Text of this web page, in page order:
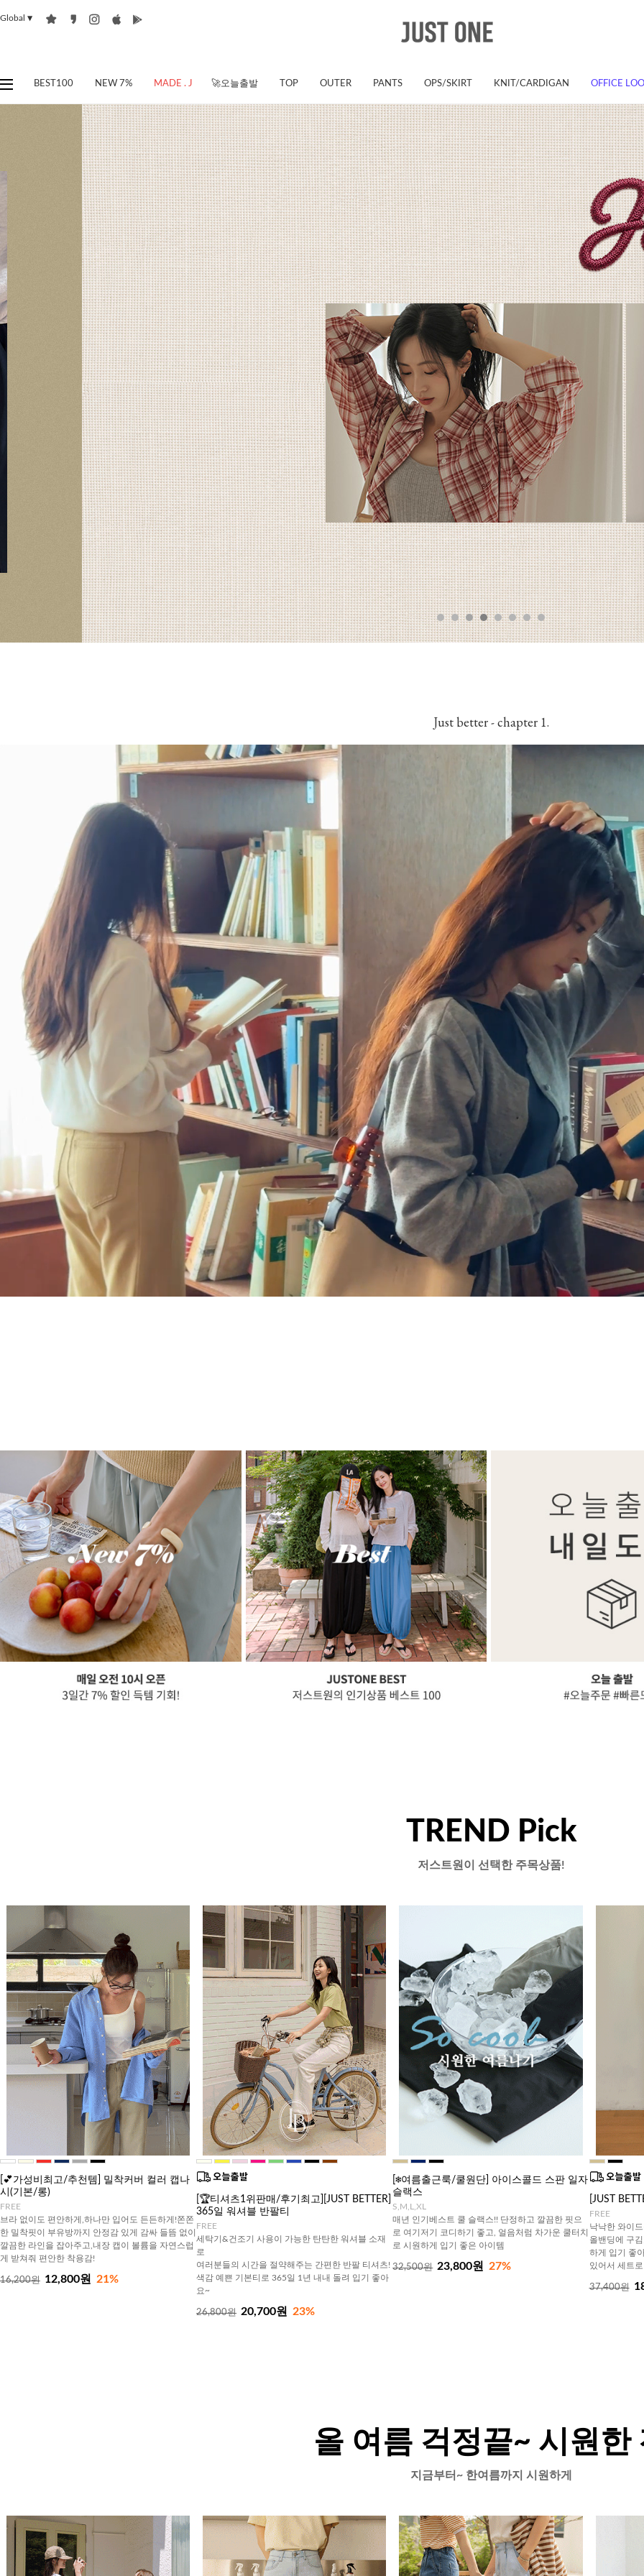
Global ▼
BEST100 NEW 7% MADE . J 🚀오늘출발 TOP OUTER PANTS OPS/SKIRT KNIT/CARDIGAN OFFICE
Just better - chapter 1.
TREND Pick
저스트원이 선택한 주목상품!
[💕가성비최고/추천템] 밀착커버 컬러 캡나
시(기본/롱)
FREE
브라 없이도 편안하게,하나만 입어도 든든하게!쫀쫀
한 밀착핏이 부유방까지 안정감 있게 감싸 들뜸 없이
깔끔한 라인을 잡아주고,내장 캡이 볼륨을 자연스럽
게 받쳐줘 편안한 착용감!
16,200원 12,800원 21%
[🏆티셔츠1위판매/후기최고][JUST BETTER]
365일 워셔블 반팔티
FREE
세탁기&건조기 사용이 가능한 탄탄한 워셔블 소재
로
여러분들의 시간을 절약해주는 간편한 반팔 티셔츠!
색감 예쁜 기본티로 365일 1년 내내 돌려 입기 좋아
요~
26,800원 20,700원 23%
[❄️여름출근룩/쿨원단] 아이스콜드 스판 일자
슬랙스
S,M,L,XL
매년 인기베스트 쿨 슬랙스!! 단정하고 깔끔한 핏으
로 여기저기 코디하기 좋고, 얼음처럼 차가운 쿨터치
로 시원하게 입기 좋은 아이템
32,500원 23,800원 27%
[JUST
FREE
낙낙한 와이
올밴딩에 구
하게 입기 좋
있어서 세트
37,400원
올 여름 걱정끝~ 시원한
지금부터~ 한여름까지 시원하게